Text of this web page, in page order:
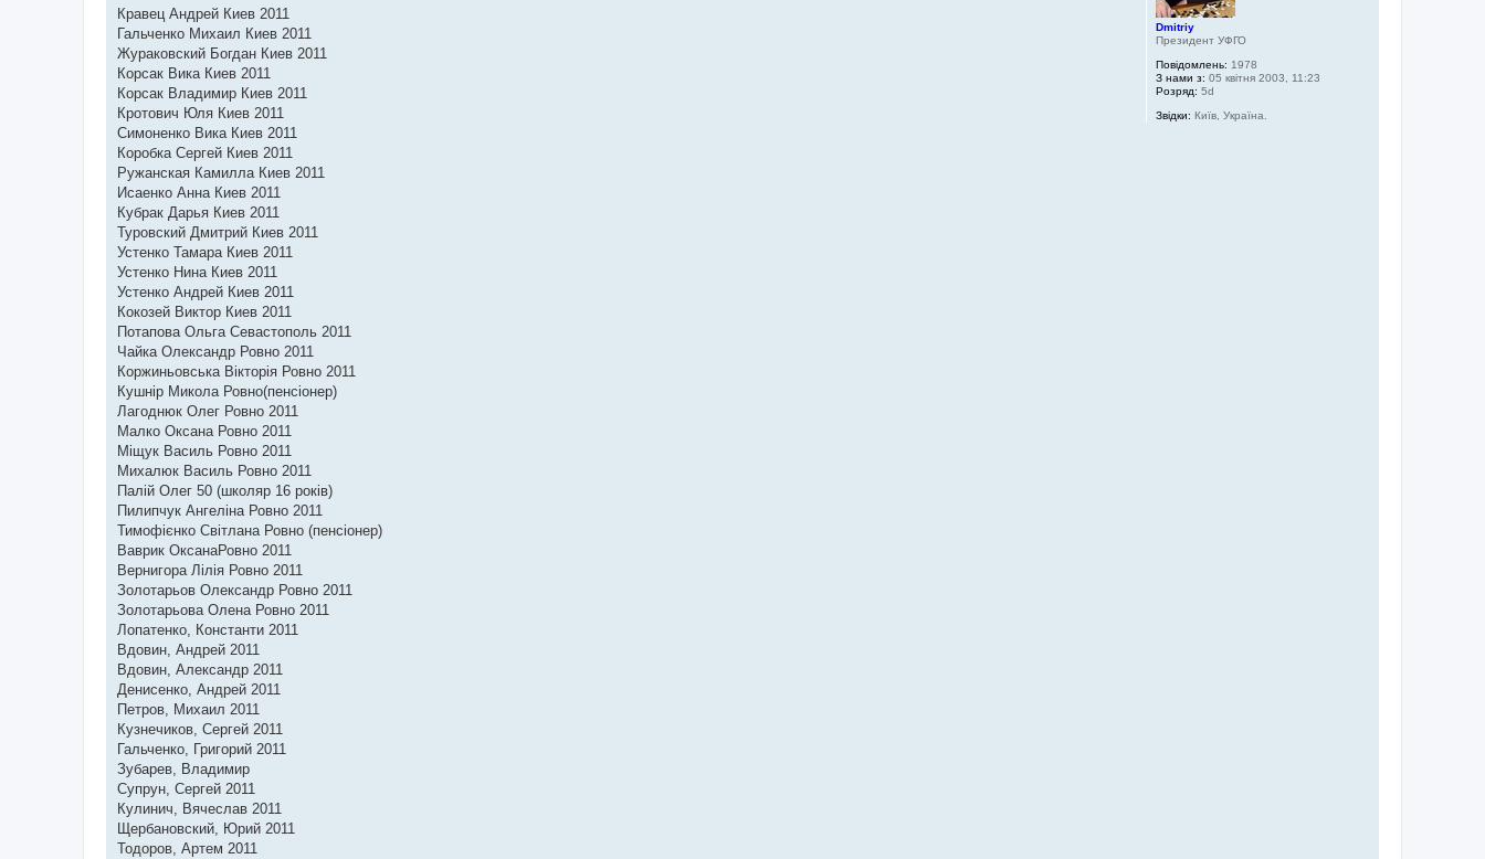
Dmitriy
Президент УФГО
Повідомлень: 1978
З нами з: 05 квітня 2003, 11:23
Розряд: 5d
Звідки: Київ, Україна.
о
л
е
н
н
я
Кравец Андрей Киев 2011
Гальченко Михаил Киев 2011
Жураковский Богдан Киев 2011
Корсак Вика Киев 2011
Корсак Владимир Киев 2011
Кротович Юля Киев 2011
Симоненко Вика Киев 2011
Коробка Сергей Киев 2011
Ружанская Камилла Киев 2011
Исаенко Анна Киев 2011
Кубрак Дарья Киев 2011
Туровский Дмитрий Киев 2011
Устенко Тамара Киев 2011
Устенко Нина Киев 2011
Устенко Андрей Киев 2011
Кокозей Виктор Киев 2011
Потапова Ольга Севастополь 2011
Чайка Олександр Ровно 2011
Коржиньовська Вікторія Ровно 2011
Кушнір Микола Ровно(пенсіонер)
Лагоднюк Олег Ровно 2011
Малко Оксана Ровно 2011
Міщук Василь Ровно 2011
Михалюк Василь Ровно 2011
Палій Олег 50 (школяр 16 років)
Пилипчук Ангеліна Ровно 2011
Тимофієнко Світлана Ровно (пенсіонер)
Ваврик ОксанаРовно 2011
Вернигора Лілія Ровно 2011
Золотарьов Олександр Ровно 2011
Золотарьова Олена Ровно 2011
Лопатенко, Константи 2011
Вдовин, Андрей 2011
Вдовин, Александр 2011
Денисенко, Андрей 2011
Петров, Михаил 2011
Кузнечиков, Сергей 2011
Гальченко, Григорий 2011
Зубарев, Владимир
Супрун, Сергей 2011
Кулинич, Вячеслав 2011
Щербановский, Юрий 2011
Тодоров, Артем 2011